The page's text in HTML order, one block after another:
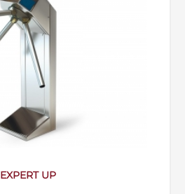
EXPERT UP